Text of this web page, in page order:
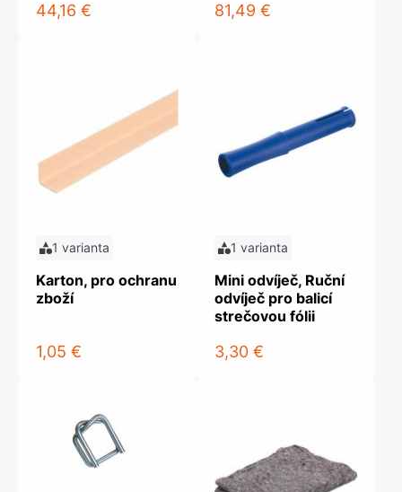
44,16 € 81,49 €
1 varianta
Karton, pro ochranu
zboží
1,05 €
1 varianta
Mini odvíječ, Ruční
odvíječ pro balicí
strečovou fólii
3,30 €